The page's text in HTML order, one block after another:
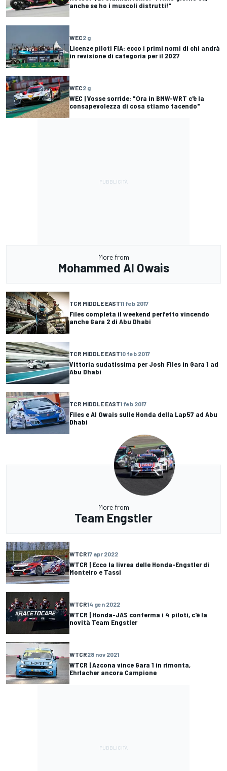
anche se ho i muscoli distrutti!"
WEC2 g
Licenze piloti FIA: ecco i primi nomi di chi andrà
in revisione di categoria per il 2027
WEC2 g
WEC | Vosse sorride: "Ora in BMW-WRT c'è la
consapevolezza di cosa stiamo facendo"
More from
Mohammed Al Owais
TCR MIDDLE EAST11 feb 2017
Files completa il weekend perfetto vincendo
anche Gara 2 di Abu Dhabi
TCR MIDDLE EAST10 feb 2017
Vittoria sudatissima per Josh Files in Gara 1 ad
Abu Dhabi
TCR MIDDLE EAST1 feb 2017
Files e Al Owais sulle Honda della Lap57 ad Abu
Dhabi
More from
Team Engstler
WTCR17 apr 2022
WTCR | Ecco la livrea delle Honda-Engstler di
Monteiro e Tassi
WTCR14 gen 2022
WTCR | Honda-JAS conferma i 4 piloti, c'è la
novità Team Engstler
WTCR28 nov 2021
WTCR | Azcona vince Gara 1 in rimonta,
Ehrlacher ancora Campione